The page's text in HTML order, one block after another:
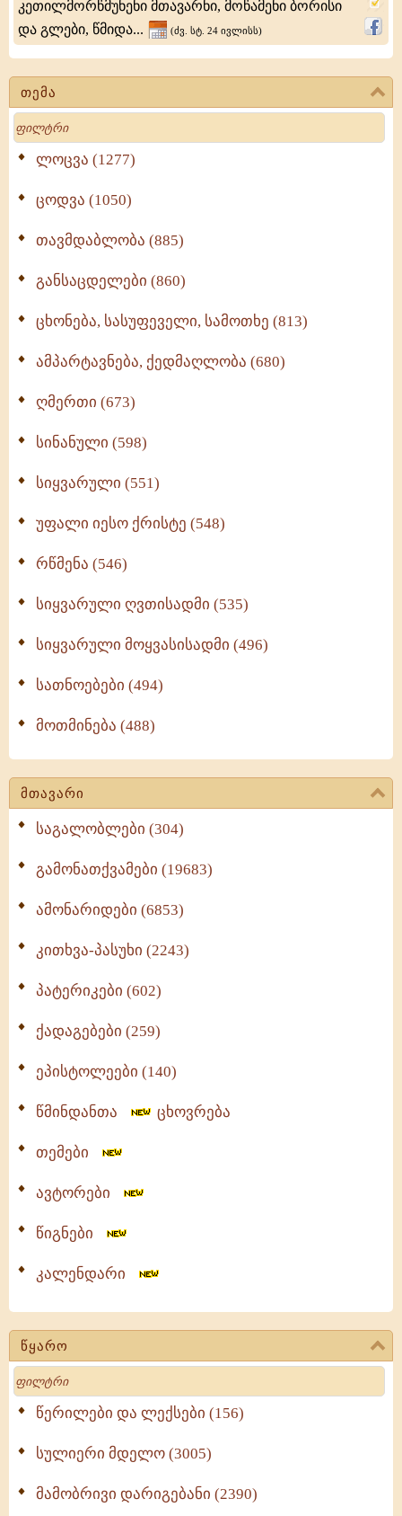
თემა
Search
ლოცვა (1277)
ცოდვა (1050)
თავმდაბლობა (885)
განსაცდელები (860)
ცხონება, სასუფეველი, სამოთხე (813)
ამპარტავნება, ქედმაღლობა (680)
ღმერთი (673)
სინანული (598)
სიყვარული (551)
უფალი იესო ქრისტე (548)
რწმენა (546)
სიყვარული ღვთისადმი (535)
სიყვარული მოყვასისადმი (496)
სათნოებები (494)
მოთმინება (488)
მთავარი
საგალობლები (304)
გამონათქვამები (19683)
ამონარიდები (6853)
კითხვა-პასუხი (2243)
პატერიკები (602)
ქადაგებები (259)
ეპისტოლეები (140)
წმინდანთა ცხოვრება
თემები
ავტორები
წიგნები
კალენდარი
17
თებერვალს)
ძმისწული
იყო
და
კეთილმორწმუნენი მთავარნი, მოწამენი ბორისი
და გლები, წმიდა...
(ძვ. სტ. 24 ივლისს)
წყარო
Search
წერილები და ლექსები (156)
სულიერი მდელო (3005)
მამობრივი დარიგებანი (2390)